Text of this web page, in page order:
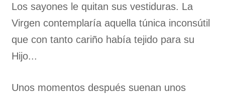
Los sayones le quitan sus vestiduras. La
Virgen contemplaría aquella túnica inconsútil
que con tanto cariño había tejido para su
Hijo...
Unos momentos después suenan unos